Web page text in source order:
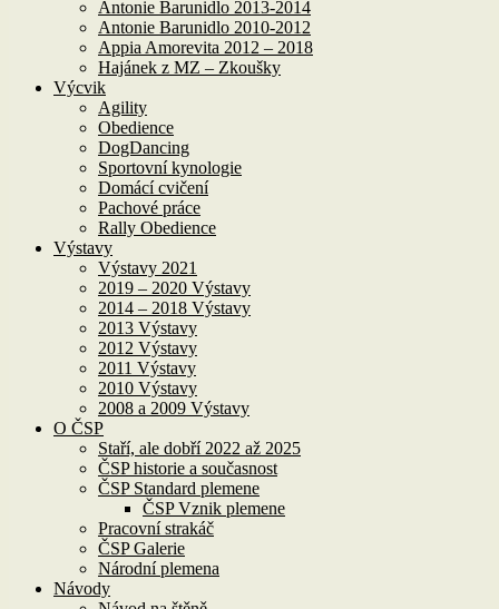
Antonie Barunidlo 2013-2014
Antonie Barunidlo 2010-2012
Appia Amorevita 2012 – 2018
Hajánek z MZ – Zkoušky
Výcvik
Agility
Obedience
DogDancing
Sportovní kynologie
Domácí cvičení
Pachové práce
Rally Obedience
Výstavy
Výstavy 2021
2019 – 2020 Výstavy
2014 – 2018 Výstavy
2013 Výstavy
2012 Výstavy
2011 Výstavy
2010 Výstavy
2008 a 2009 Výstavy
O ČSP
Staří, ale dobří 2022 až 2025
ČSP historie a současnost
ČSP Standard plemene
ČSP Vznik plemene
Pracovní strakáč
ČSP Galerie
Národní plemena
Návody